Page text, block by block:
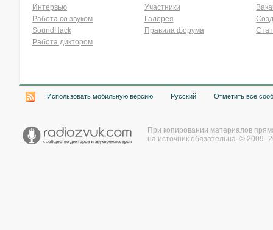
Интервью
Работа со звуком
SoundHack
Работа диктором
Участники
Галерея
Правила форума
Использовать мобильную версию Русский Отметить все
При копировании материалов
на источник обязательна. ©